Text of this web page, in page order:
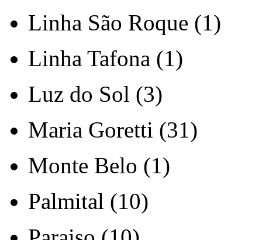
Linha São Roque (1)
Linha Tafona (1)
Luz do Sol (3)
Maria Goretti (31)
Monte Belo (1)
Palmital (10)